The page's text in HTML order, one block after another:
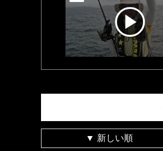
▼ 新しい順